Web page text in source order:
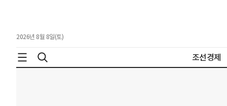
2026년 8월 8일(토)
조선경제